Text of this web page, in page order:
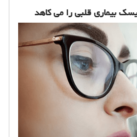
بیماری قلبی را می كاهد